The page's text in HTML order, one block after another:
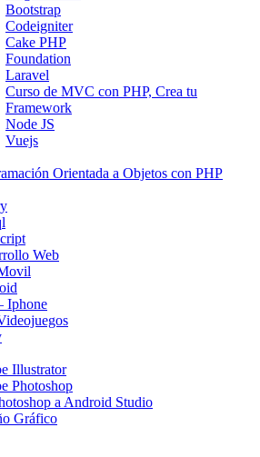
Bootstrap
Codeigniter
Cake PHP
Foundation
Laravel
Curso de MVC con PHP, Crea tu
Framework
Node JS
Vuejs
Orientada a Objetos con PHP
Web
Iphone
Illustrator
Photoshop
a Android Studio
Gráfico